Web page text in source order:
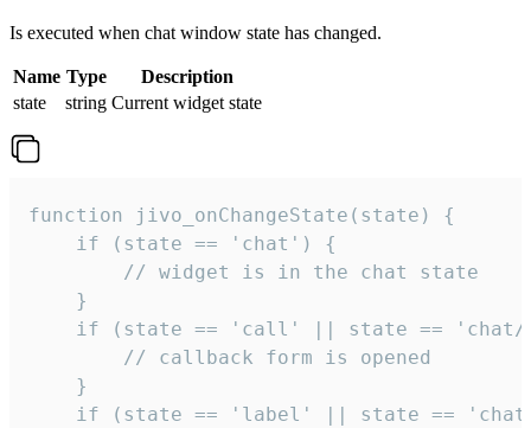
Is executed when chat window state has changed.
Name Type
Description
state
string Current widget state
function jivo_onChangeState(state) {
    if (state == 'chat') {
        // widget is in the chat state
    }
if (state == 'call' || state ==
        // callback form is opened
    }
if (state == 'label' || state ==